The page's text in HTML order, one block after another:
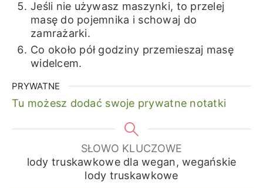
Jeśli nie używasz maszynki, to przelej
masę do pojemnika i schowaj do
zamrażarki.
Co około pół godziny przemieszaj masę
widelcem.
PRYWATNE
Tu możesz dodać swoje prywatne notatki
SŁOWO KLUCZOWE
lody truskawkowe dla wegan, wegańskie
lody truskawkowe